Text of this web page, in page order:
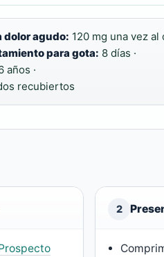
dolor agudo: 120 mg una vez al
para gota: 8 días ·
años ·
recubiertos
2